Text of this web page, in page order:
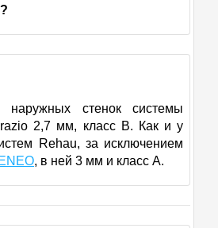
наружных стенок системы
2,7 мм, класс В. Как и у
Rehau, за исключением
, в ней 3 мм и класс А.